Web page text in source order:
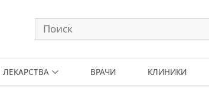
ЛЕКАРСТВА ВРАЧИ КЛИНИКИ